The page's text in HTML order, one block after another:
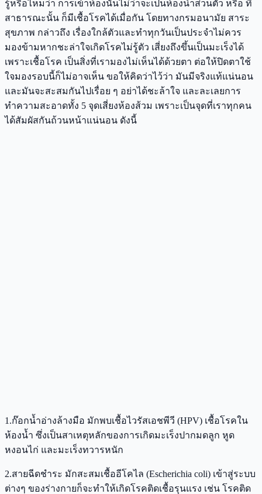
รู้หรือไหมว่า การเข้าห้องนั้นไม่ว่าจะเป็นห้องน้ำส่วนตัว หรือ ที่
สาธารณะนั้น ก็มีเชื้อโรคได้เมื่อกัน โดยทางกรมอนามัย สาระ
สุขภาพ กล่าวถึง เรื่องใกล้ตัวและทำทุกวันเป็นประจำไม่ควร
มองข้ามหากชะล่าใจเกิดโรคไม่รู้ตัว เสี่ยงถึงขึ้นเป็นมะเร็งได้
เพราะเชื้อโรค เป็นสิ่งที่เรามองไม่เห็นได้ด้วยตา ต่อให้ปิดตาใช้
ใจมองรอบนี้ก็ไม่อาจเห็น ขอให้คิดว่าไว้ว่า มันมีจริงแท้แน่นอน
และมันจะสะสมกันไปเรื่อย ๆ อย่าได้ชะล้าใจ และละเลยการ
ทำความสะอาดทั้ง 5 จุดเสี่ยงห้องส้วม เพราะเป็นจุดที่เราทุกคน
ได้สัมผัสกันถ้วนหน้าแน่นอน ดังนี้
1.ก๊อกน้ำอ่างล้างมือ มักพบเชื้อไวรัสเอชพีวี (HPV) เชื้อโรคใน
ห้องน้ำ ซึ่งเป็นสาเหตุหลักของการเกิดมะเร็งปากมดลูก หูด
หงอนไก่ และมะเร็งทวารหนัก
2.สายฉีดชำระ มักสะสมเชื้ออีโคไล (Escherichia coli) เข้าสู่ระบบ
ต่างๆ ของร่างกายก็จะทําให้เกิดโรคติดเชื้อรุนแรง เช่น โรคติด